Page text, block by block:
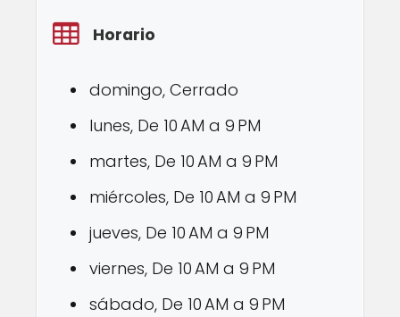
Horario
domingo, Cerrado
lunes, De 10 AM a 9 PM
martes, De 10 AM a 9 PM
miércoles, De 10 AM a 9 PM
jueves, De 10 AM a 9 PM
viernes, De 10 AM a 9 PM
sábado, De 10 AM a 9 PM